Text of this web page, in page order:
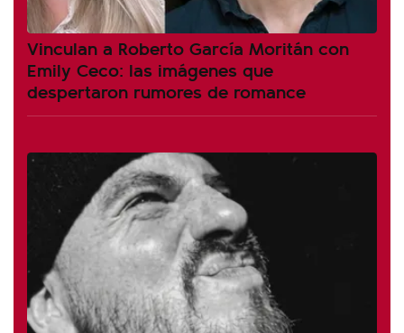
Vinculan a Roberto García Moritán con
Emily Ceco: las imágenes que
despertaron rumores de romance